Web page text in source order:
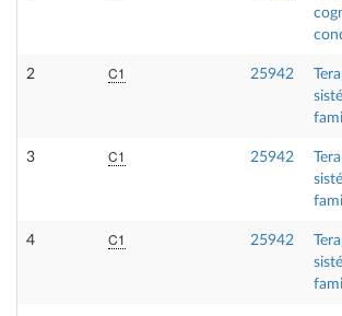
2 C1 25942
3 C1 25942
4 C1 25942